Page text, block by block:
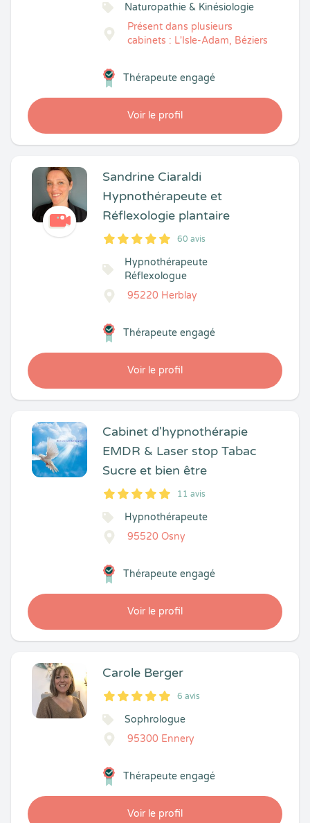
Naturopathie & Kinésiologie
Présent dans plusieurs
cabinets : L'Isle-Adam, Béziers
Voir le profil
Thérapeute engagé
Sandrine Ciaraldi
Hypnothérapeute et
Réflexologie plantaire
5
1
5
60 60 avis
Hypnothérapeute
Réflexologue
95220 Herblay
Voir le profil
Thérapeute engagé
Cabinet d'hypnothérapie
EMDR & Laser stop Tabac
Sucre et bien être
5
1
5
11 11 avis
Hypnothérapeute
95520 Osny
Voir le profil
Thérapeute engagé
Carole Berger
5
1
5
6 6 avis
Sophrologue
95300 Ennery
Voir le profil
Thérapeute engagé